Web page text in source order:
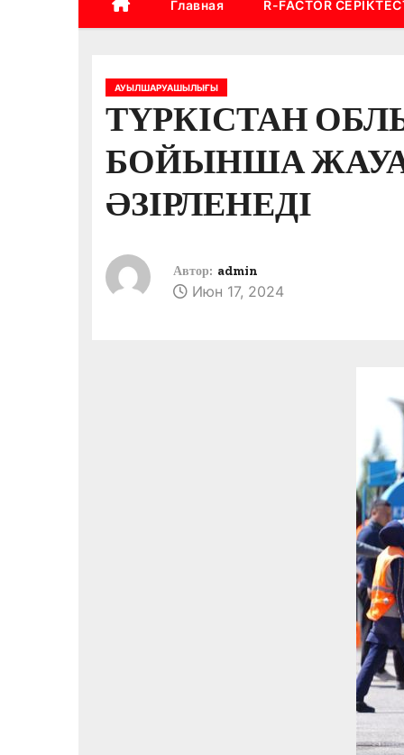
Главная R-FACTOR
АУЫЛШАРУАШЫЛЫҒЫ
ТҮРКІСТАН
БОЙЫНША
ӘЗІРЛЕНЕДІ
Автор: admin
Июн 17, 2024